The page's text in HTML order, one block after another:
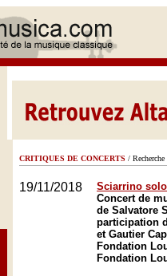
CRITIQUES DE CONCERTS / Recherche
19/11/2018
Sciarrino solo
Concert de
de Salvatore
participation
et Gautier
Fondation
Fondation